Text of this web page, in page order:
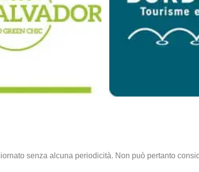
senza alcuna periodicità. Non può pertanto